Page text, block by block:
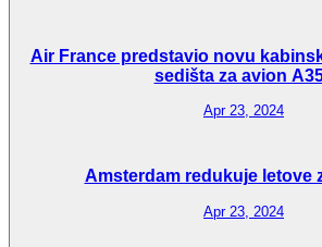
Air France predstavio novu
sedišta za avion
Apr 23, 2024
Amsterdam redukuje letove
Apr 23, 2024